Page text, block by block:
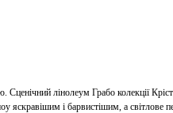
лінолеум Грабо колекції
яскравішим і барвистішим, а світлове